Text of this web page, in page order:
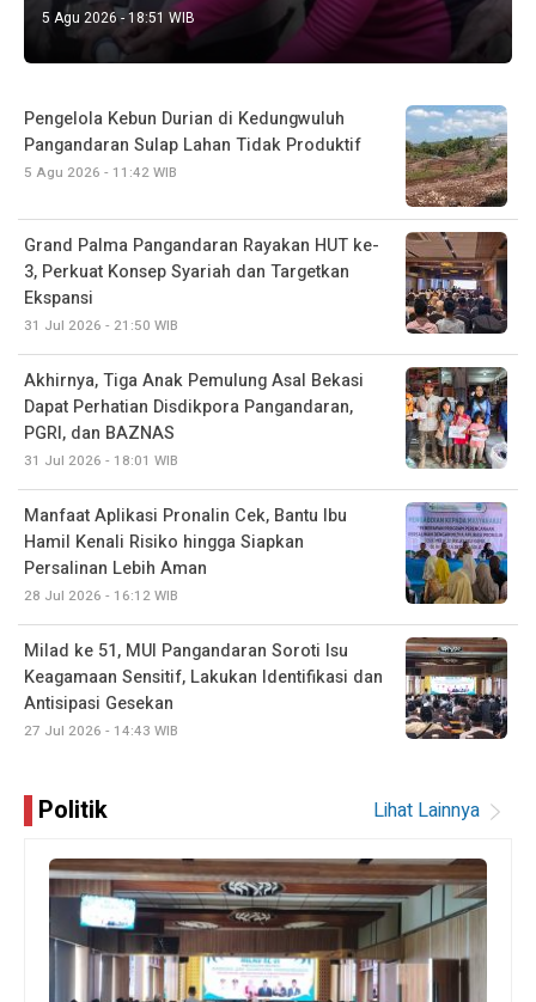
5 Agu 2026 - 18:51 WIB
Pengelola Kebun Durian di Kedungwuluh
Pangandaran Sulap Lahan Tidak Produktif ‎
5 Agu 2026 - 11:42 WIB
Grand Palma Pangandaran Rayakan HUT ke-
3, Perkuat Konsep Syariah dan Targetkan
Ekspansi
31 Jul 2026 - 21:50 WIB
Akhirnya, Tiga Anak Pemulung Asal Bekasi
Dapat Perhatian Disdikpora Pangandaran,
PGRI, dan BAZNAS
31 Jul 2026 - 18:01 WIB
Manfaat Aplikasi Pronalin Cek, Bantu Ibu
Hamil Kenali Risiko hingga Siapkan
Persalinan Lebih Aman
28 Jul 2026 - 16:12 WIB
Milad ke 51, MUI Pangandaran Soroti Isu
Keagamaan Sensitif, Lakukan Identifikasi dan
Antisipasi Gesekan
27 Jul 2026 - 14:43 WIB
Politik Lihat Lainnya